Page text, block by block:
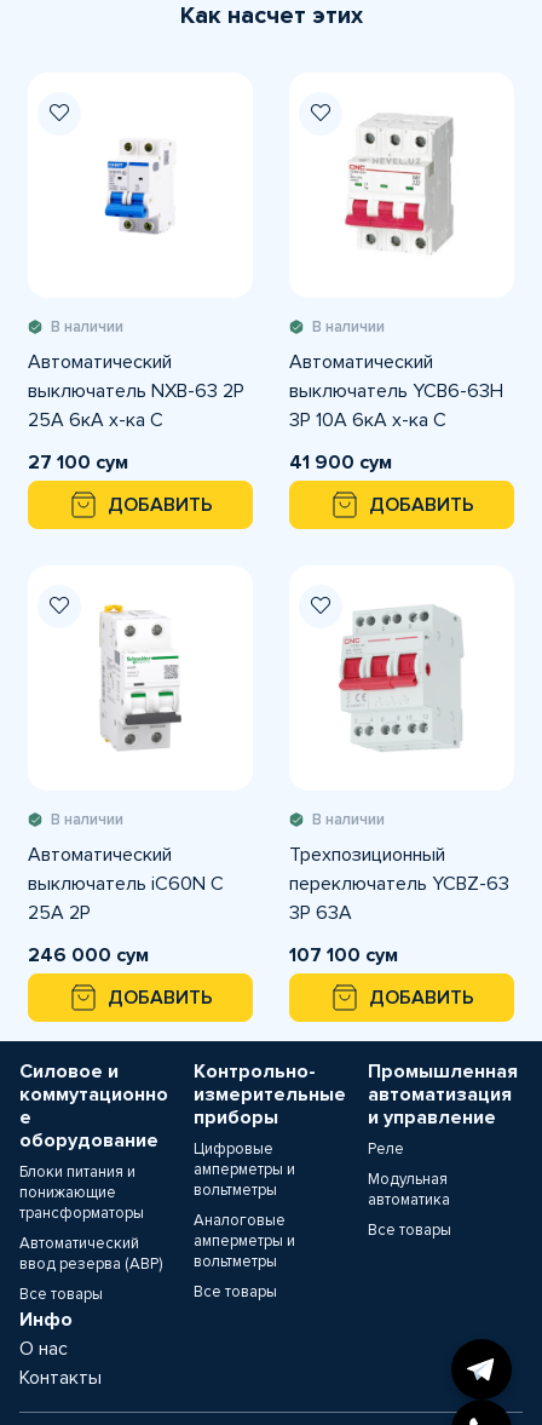
Как насчет этих
В наличии
Автоматический
выключатель NXB-63 2P
25A 6кА х-ка С
27 100 сум
ДОБАВИТЬ
В наличии
Автоматический
выключатель YCB6-63H
3P 10A 6кА х-ка С
41 900 сум
ДОБАВИТЬ
В наличии
Автоматический
выключатель iC60N C
25A 2P
246 000 сум
ДОБАВИТЬ
В наличии
Трехпозиционный
переключатель YCBZ-63
3Р 63А
107 100 сум
ДОБАВИТЬ
Силовое и
коммутационно
е
оборудование
Блоки питания и
понижающие
трансформаторы
Автоматический
ввод резерва (АВР)
Все товары
Контрольно-
измерительные
приборы
Цифровые
амперметры и
вольтметры
Аналоговые
амперметры и
вольтметры
Все товары
Промышленная
автоматизация
и управление
Реле
Модульная
автоматика
Все товары
Инфо
О нас
Контакты